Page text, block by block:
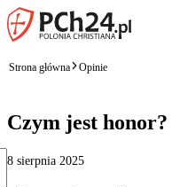
Strona główna Opinie
Czym jest honor?
8 sierpnia 2025